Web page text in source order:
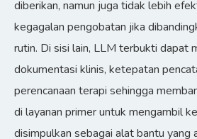
diberikan, namun juga tidak lebih
kegagalan pengobatan jika
rutin. Di sisi lain, LLM terbukti dapat
dokumentasi klinis, ketepatan
perencanaan terapi sehingga
di layanan primer untuk mengambil
disimpulkan sebagai alat bantu yang